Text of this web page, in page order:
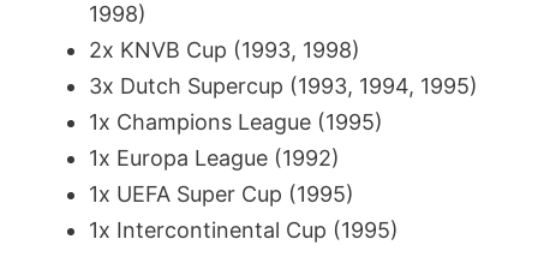
1998)
2x KNVB Cup (1993, 1998)
3x Dutch Supercup (1993, 1994, 1995)
1x Champions League (1995)
1x Europa League (1992)
1x UEFA Super Cup (1995)
1x Intercontinental Cup (1995)